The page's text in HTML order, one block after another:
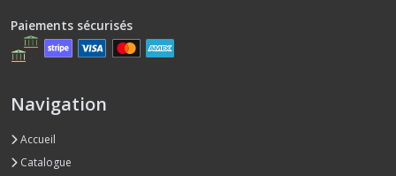
Paiements sécurisés
Navigation
Accueil
Catalogue